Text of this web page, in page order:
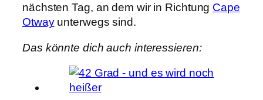
nächsten Tag, an dem wir in Richtung Cape
Otwayunterwegs sind.
Das könnte dich auch interessieren: